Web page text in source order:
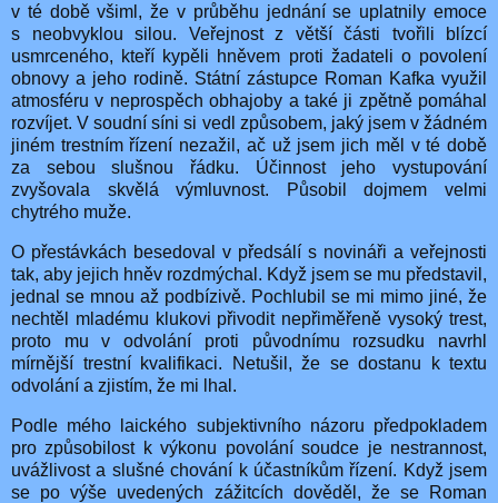
v té době všiml, že v průběhu jednání se uplatnily emoce
s neobvyklou silou. Veřejnost z větší části tvořili blízcí
usmrceného, kteří kypěli hněvem proti žadateli o povolení
obnovy a jeho rodině. Státní zástupce Roman Kafka využil
atmosféru v neprospěch obhajoby a také ji zpětně pomáhal
rozvíjet. V soudní síni si vedl způsobem, jaký jsem v žádném
jiném trestním řízení nezažil, ač už jsem jich měl v té době
za sebou slušnou řádku. Účinnost jeho vystupování
zvyšovala skvělá výmluvnost. Působil dojmem velmi
chytrého muže.
O přestávkách besedoval v předsálí s novináři a veřejnosti
tak, aby jejich hněv rozdmýchal. Když jsem se mu představil,
jednal se mnou až podbízivě. Pochlubil se mi mimo jiné, že
nechtěl mladému klukovi přivodit nepřiměřeně vysoký trest,
proto mu v odvolání proti původnímu rozsudku navrhl
mírnější trestní kvalifikaci. Netušil, že se dostanu k textu
odvolání a zjistím, že mi lhal.
Podle mého laického subjektivního názoru předpokladem
pro způsobilost k výkonu povolání soudce je nestrannost,
uvážlivost a slušné chování k účastníkům řízení. Když jsem
se po výše uvedených zážitcích dověděl, že se Roman